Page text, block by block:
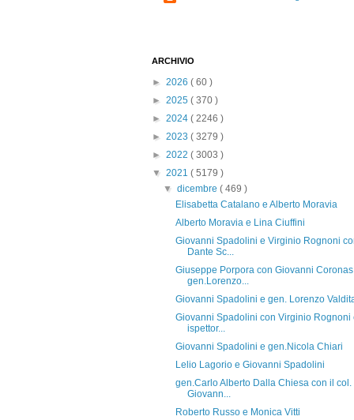
ARCHIVIO
► 2026 ( 60 )
► 2025 ( 370 )
► 2024 ( 2246 )
► 2023 ( 3279 )
► 2022 ( 3003 )
▼ 2021 ( 5179 )
▼dicembre( 469 )
Elisabetta Catalano e Alberto Moravia
Alberto Moravia e Lina Ciuffini
Giovanni Spadolini e Virginio Rognoni
Dante Sc...
Giuseppe Porpora con Giovanni
gen.Lorenzo...
Giovanni Spadolini e gen. Lorenzo
Giovanni Spadolini con Virginio Rognoni
ispettor...
Giovanni Spadolini e gen.Nicola Chiari
Lelio Lagorio e Giovanni Spadolini
gen.Carlo Alberto Dalla Chiesa con il col.
Giovann...
Roberto Russo e Monica Vitti